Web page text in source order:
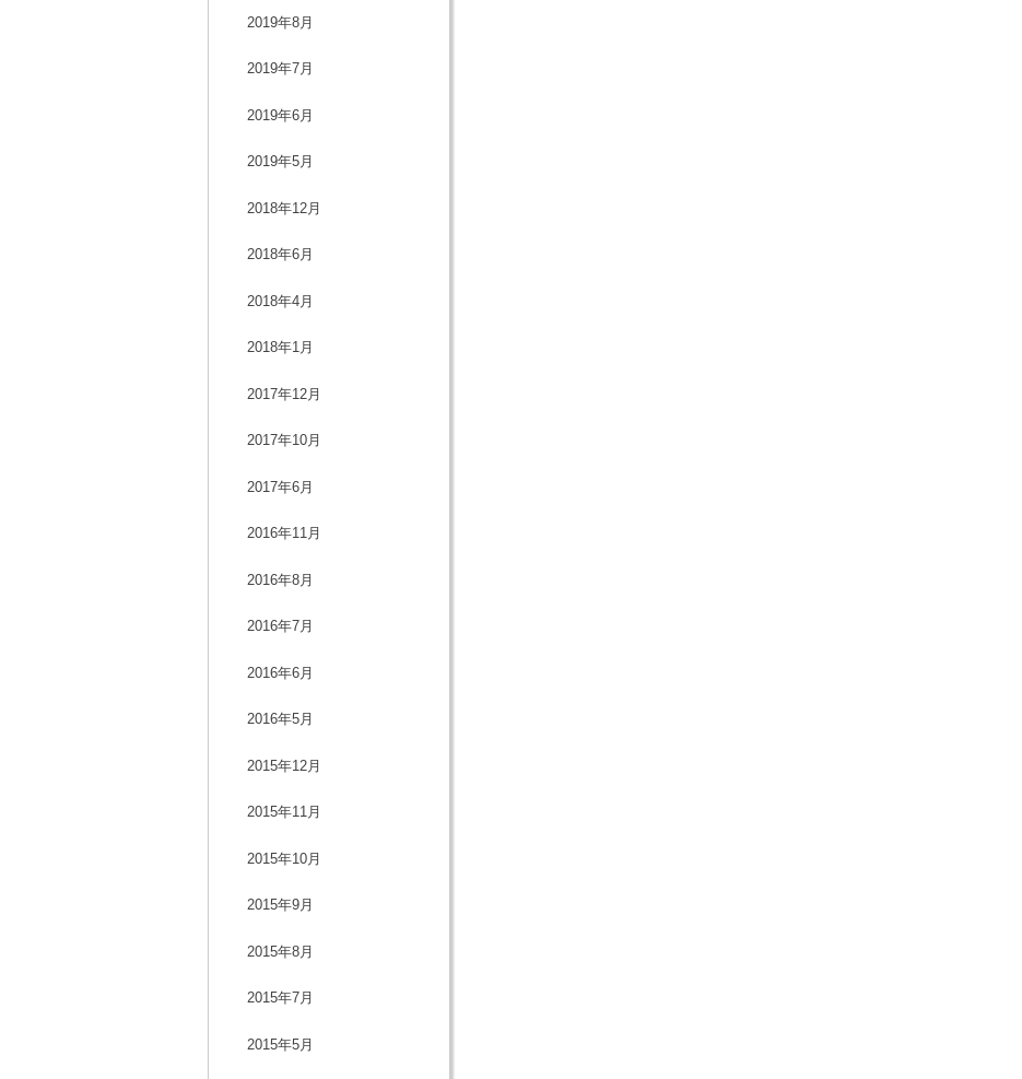
2019年8月
2019年7月
2019年6月
2019年5月
2018年12月
2018年6月
2018年4月
2018年1月
2017年12月
2017年10月
2017年6月
2016年11月
2016年8月
2016年7月
2016年6月
2016年5月
2015年12月
2015年11月
2015年10月
2015年9月
2015年8月
2015年7月
2015年5月